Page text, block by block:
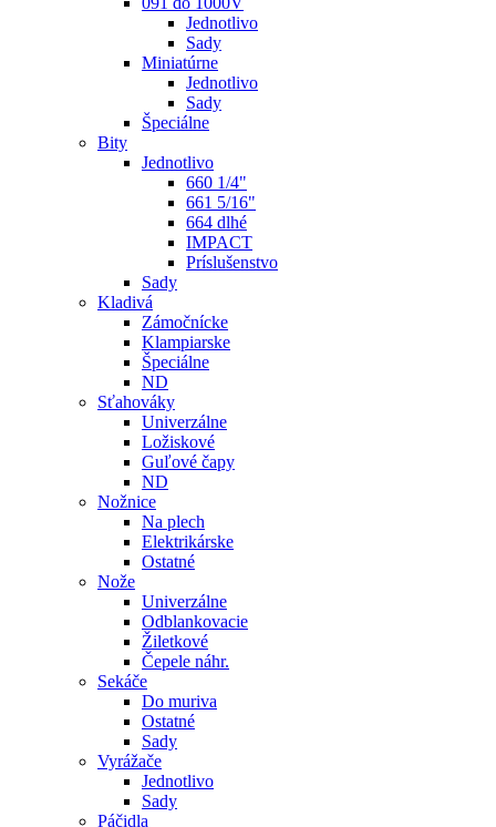
Jednotlivo
Sady
Miniatúrne
Jednotlivo
Sady
Špeciálne
Bity
Jednotlivo
660 1/4"
661 5/16"
664 dlhé
IMPACT
Príslušenstvo
Sady
Kladivá
Zámočnícke
Klampiarske
Špeciálne
ND
Sťahováky
Univerzálne
Ložiskové
Guľové čapy
ND
Nožnice
Na plech
Elektrikárske
Ostatné
Nože
Univerzálne
Odblankovacie
Žiletkové
Čepele náhr.
Sekáče
Do muriva
Ostatné
Sady
Vyrážače
Jednotlivo
Sady
Páčidla